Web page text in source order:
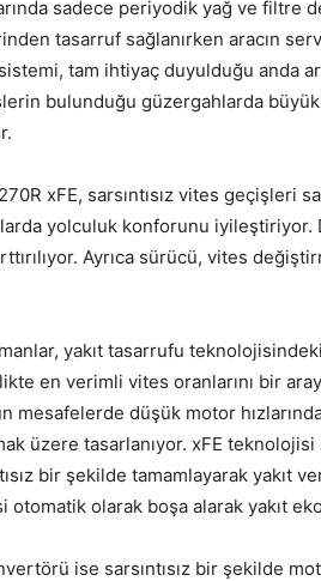
sadece periyodik yağ ve filtre
tasarruf sağlanırken aracın
tam ihtiyaç duyulduğu anda
bulunduğu güzergahlarda
xFE, sarsıntısız vites geçişleri
yolculuk konforunu
Ayrıca sürücü, vites
yakıt tasarrufu
en verimli vites oranlarını bir
mesafelerde düşük motor
üzere tasarlanıyor. xFE
bir şekilde tamamlayarak yakıt
otomatik olarak boşa alarak yakıt
ise sarsıntısız bir şekilde